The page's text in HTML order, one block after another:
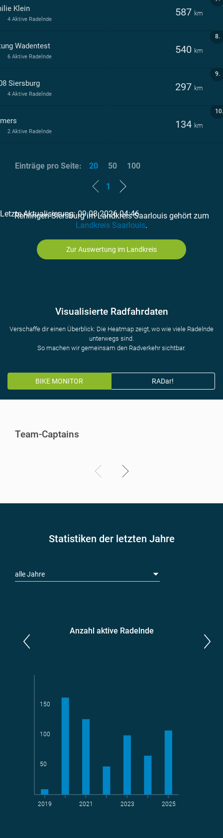
Klein 587 km
4 Aktive Radelnde
8.
Wadentest 540 km
6 Aktive Radelnde
9.
Siersburg 297 km
4 Aktive Radelnde
10.
134 km
2 Aktive Radelnde
1
Letzte Aktualisierung: 09.08.2026 04:46
Einträge pro Seite: 20 50 100
Rehlingen-Siersburg im Landkreis Saarlouis gehört zum
Landkreis Saarlouis.
Zur Auswertung im Landkreis
Visualisierte Radfahrdaten
Verschaffe dir einen Überblick: Die Heatmap zeigt, wo wie viele Radelnde
unterwegs sind.
So machen wir gemeinsam den Radverkehr sichtbar.
BIKE MONITOR RADar!
Team-Captains
Statistiken der letzten Jahre
alle Jahre
t CO -Vermeidung
Anzahl aktive Radelnde
2019 2021 2023 2025
50
100
150